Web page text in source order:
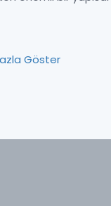
Göster